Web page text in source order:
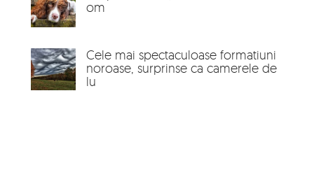
om
Cele mai spectaculoase formatiuni
noroase, surprinse ca camerele de
lu